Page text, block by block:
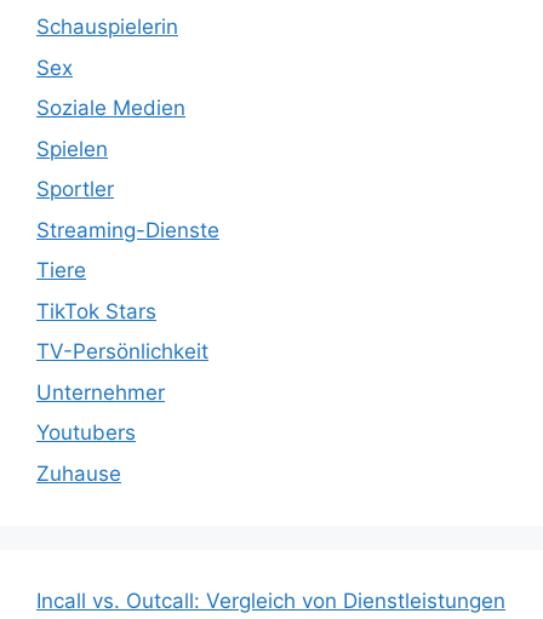
Schauspielerin
Sex
Soziale Medien
Spielen
Sportler
Streaming-Dienste
Tiere
TikTok Stars
TV-Persönlichkeit
Unternehmer
Youtubers
Zuhause
Incall vs. Outcall: Vergleich von Dienstleistungen